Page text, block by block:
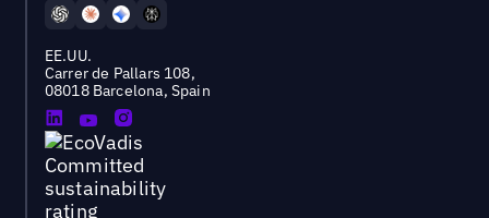
EE.UU.
Carrer de Pallars 108,
08018 Barcelona, Spain